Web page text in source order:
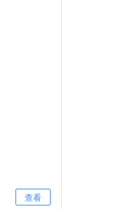
查看